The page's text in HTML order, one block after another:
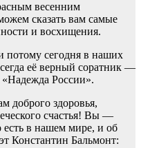
весенним
сказать вам самые
и восхищения.
сегодня в наших
её верный соратник —
России».
здоровья,
счастья! Вы —
есть в нашем мире, и об
Константин Бальмонт: